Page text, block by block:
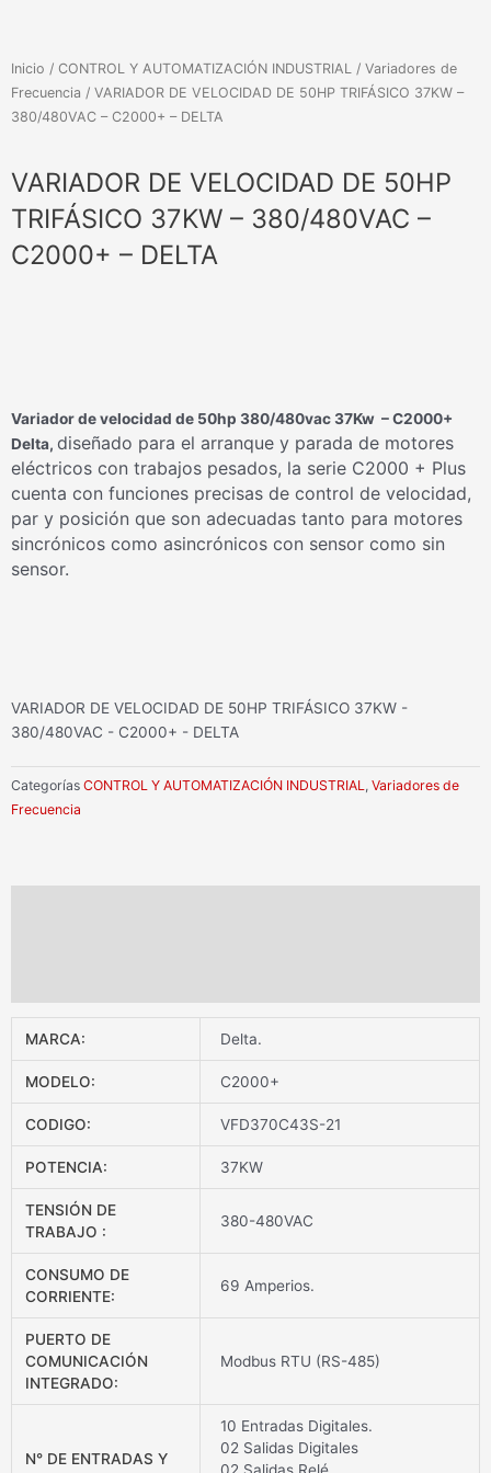
Inicio / CONTROL Y AUTOMATIZACIÓN INDUSTRIAL / Variadores de
Frecuencia / VARIADOR DE VELOCIDAD DE 50HP TRIFÁSICO 37KW –
380/480VAC – C2000+ – DELTA
VARIADOR DE VELOCIDAD DE 50HP
TRIFÁSICO 37KW – 380/480VAC –
C2000+ – DELTA
Variador de velocidad de 50hp 380/480vac 37Kw – C2000+
Delta, diseñado para el arranque y parada de motores
eléctricos con trabajos pesados, la serie C2000 + Plus
cuenta con funciones precisas de control de velocidad,
par y posición que son adecuadas tanto para motores
sincrónicos como asincrónicos con sensor como sin
sensor.
VARIADOR DE VELOCIDAD DE 50HP TRIFÁSICO 37KW -
380/480VAC - C2000+ - DELTA
Categorías CONTROL Y AUTOMATIZACIÓN INDUSTRIAL, Variadores de
Frecuencia
MARCA: Delta.
MODELO: C2000+
CODIGO: VFD370C43S-21
POTENCIA: 37KW
TENSIÓN DE
TRABAJO :
380-480VAC
CONSUMO DE
CORRIENTE:
69 Amperios.
PUERTO DE
COMUNICACIÓN
INTEGRADO:
Modbus RTU (RS-485)
N° DE ENTRADAS Y
10 Entradas Digitales.
02 Salidas Digitales